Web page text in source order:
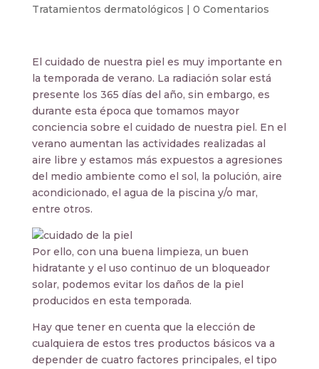
Tratamientos dermatológicos | 0 Comentarios
El cuidado de nuestra piel es muy importante en
la temporada de verano. La radiación solar está
presente los 365 días del año, sin embargo, es
durante esta época que tomamos mayor
conciencia sobre el cuidado de nuestra piel. En el
verano aumentan las actividades realizadas al
aire libre y estamos más expuestos a agresiones
del medio ambiente como el sol, la polución, aire
acondicionado, el agua de la piscina y/o mar,
entre otros.
Por ello, con una buena limpieza, un buen
hidratante y el uso continuo de un bloqueador
solar, podemos evitar los daños de la piel
producidos en esta temporada.
Hay que tener en cuenta que la elección de
cualquiera de estos tres productos básicos va a
depender de cuatro factores principales, el tipo